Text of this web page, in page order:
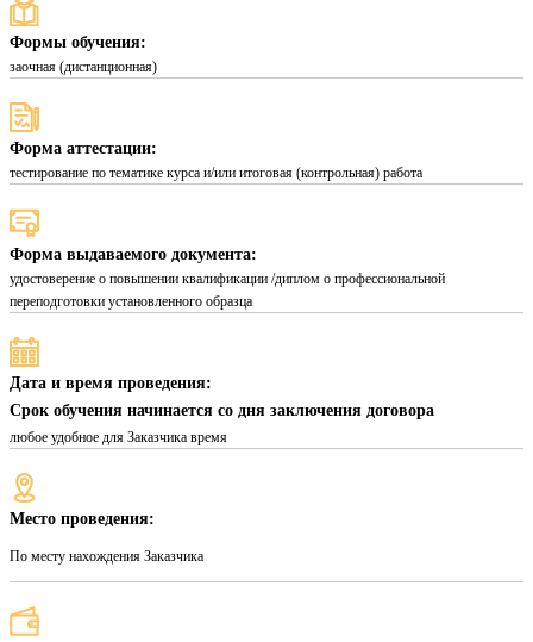
Формы обучения:
заочная (дистанционная)
Форма аттестации:
тестирование по тематике курса и/или итоговая (контрольная) работа
Форма выдаваемого документа:
удостоверение о повышении квалификации /диплом о профессиональной
переподготовки установленного образца
Дата и время проведения:
Срок обучения начинается со дня заключения договора
любое удобное для Заказчика время
Место проведения:
По месту нахождения Заказчика